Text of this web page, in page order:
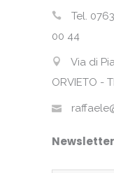
Tel.
00 44
Via di
ORVIETO -
Newsletter